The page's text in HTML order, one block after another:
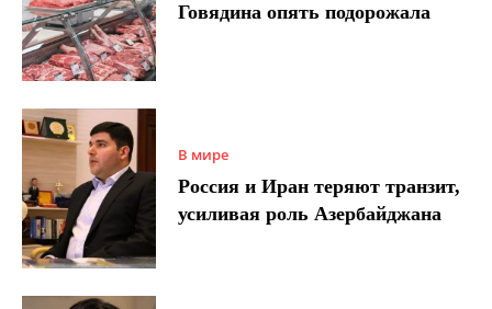
Говядина опять подорожала
В мире
Россия и Иран теряют транзит,
усиливая роль Азербайджана